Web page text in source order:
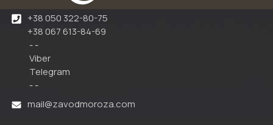
+38 050 322-80-75
+38 067 613-84-69
- -
Viber
Telegram
- -
mail@zavodmoroza.com